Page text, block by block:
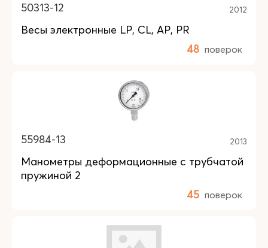
50313-12 2012
Весы электронные LP, CL, AP, PR
48 поверок
55984-13 2013
Манометры деформационные с трубчатой
пружиной 2
45 поверок